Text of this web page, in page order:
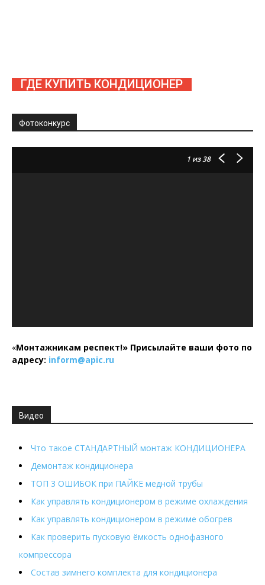
ГДЕ КУПИТЬ КОНДИЦИОНЕР
Фотоконкурс
1 из 38
«Монтажникам респект!» Присылайте ваши фото по
адресу: inform@apic.ru
Видео
Что такое СТАНДАРТНЫЙ монтаж КОНДИЦИОНЕРА
Демонтаж кондиционера
ТОП 3 ОШИБОК при ПАЙКЕ медной трубы
Как управлять кондиционером в режиме охлаждения
Как управлять кондиционером в режиме обогрев
Как проверить пусковую ёмкость однофазного
компрессора
Состав зимнего комплекта для кондиционера